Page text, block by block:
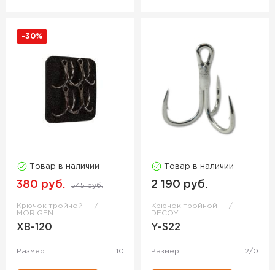
-30%
Товар в наличии
380 руб. 545 руб.
Крючок тройной
MORIGEN
XB-120
Размер 10
Товар в наличии
2 190 руб.
Крючок тройной
DECOY
Y-S22
Размер 2/0